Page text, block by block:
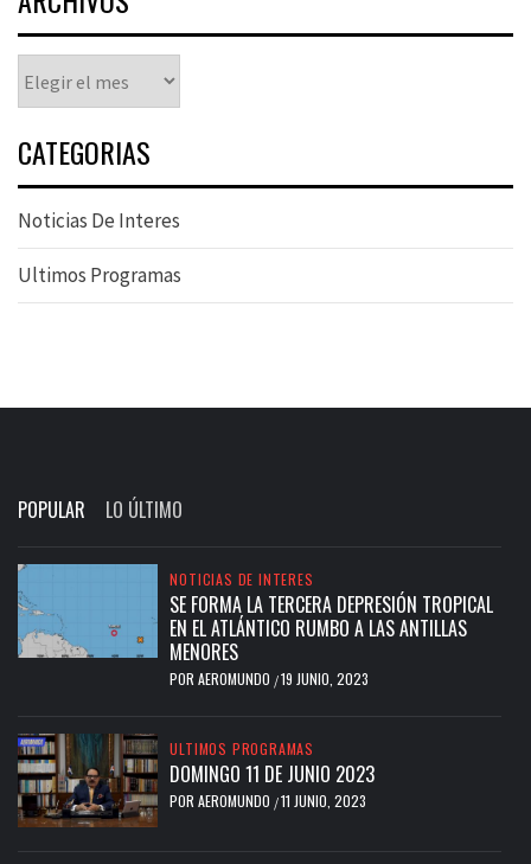
CATEGORIAS
Noticias De Interes
Ultimos Programas
POPULAR LO ÚLTIMO
NOTICIAS DE INTERES
SE FORMA LA TERCERA DEPRESIÓN TROPICAL
EN EL ATLÁNTICO RUMBO A LAS ANTILLAS
MENORES
POR AEROMUNDO /19 JUNIO, 2023
ULTIMOS PROGRAMAS
DOMINGO 11 DE JUNIO 2023
POR AEROMUNDO /11 JUNIO, 2023